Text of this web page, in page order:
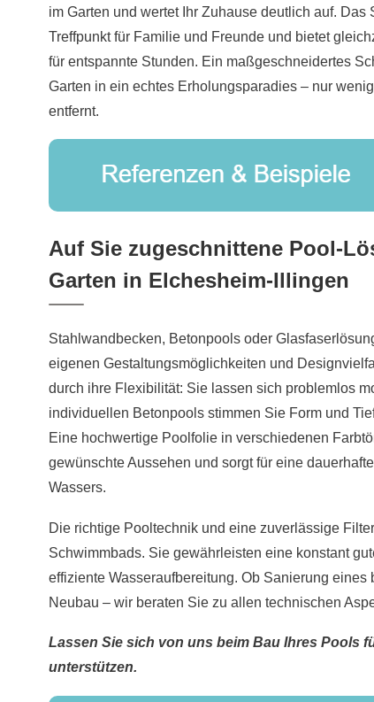
im Garten und wertet Ihr Zuhause deutlich auf.
Treffpunkt für Familie und Freunde und bietet
für entspannte Stunden. Ein maßgeschneidertes
Garten in ein echtes Erholungsparadies – nur
entfernt.
Auf Sie zugeschnittene Pool-
Garten in Elchesheim-Illingen
Stahlwandbecken, Betonpools oder
eigenen Gestaltungsmöglichkeiten und
durch ihre Flexibilität: Sie lassen sich problemlos
individuellen Betonpools stimmen Sie Form und
Eine hochwertige Poolfolie in verschiedenen
gewünschte Aussehen und sorgt für eine
Wassers.
Die richtige Pooltechnik und eine zuverlässige
Schwimmbads. Sie gewährleisten eine konstant
effiziente Wasseraufbereitung. Ob Sanierung eines
Neubau – wir beraten Sie zu allen technischen
Lassen Sie sich von uns beim Bau Ihres Pools
unterstützen.